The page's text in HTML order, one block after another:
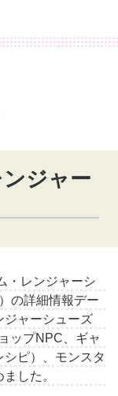
ジャー
・レンジャーシ
の詳細情報デー
ジャーシューズ
ップNPC、ギャ
ピ）、モンスタ
した。